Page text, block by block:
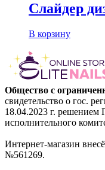
Слайдер
В корзину
Общество с
свидетельство о гос.
18.04.2023 г. решением
исполнительного
Интернет-магазин
№561269.